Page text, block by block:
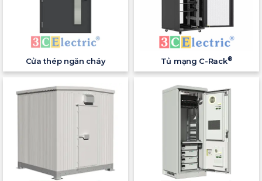
Cửa thép ngăn cháy Tủ mạng C-Rack®